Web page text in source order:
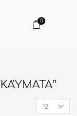
0
Products
per